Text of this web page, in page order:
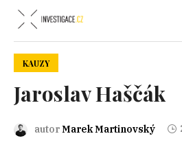
KAUZY
Jaroslav Haščák
autorMarek Martinovský